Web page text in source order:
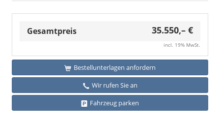
Gesamtpreis 35.550,– €
incl. 19% MwSt.
Bestellunterlagen anfordern
Wir rufen Sie an
Fahrzeug parken